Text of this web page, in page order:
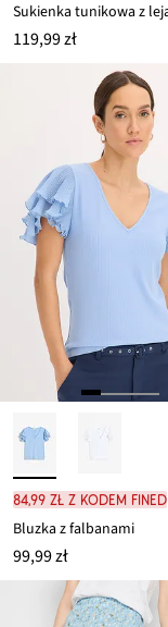
119,99 zł
84,99 zł z kodem FINED
Bluzka z falbanami
99,99 zł